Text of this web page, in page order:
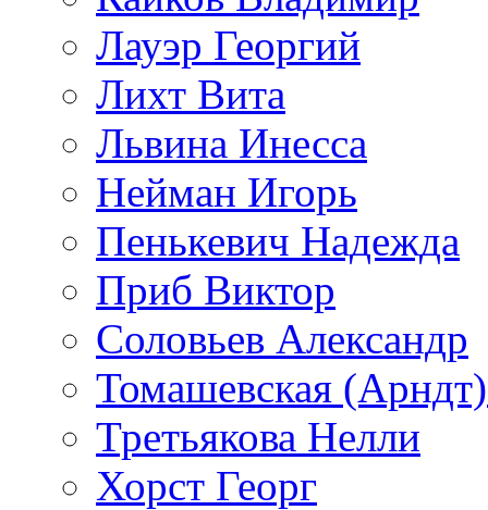
Лауэр Георгий
Лихт Вита
Львина Инесса
Нейман Игорь
Пенькевич Надежда
Приб Виктор
Соловьев Александр
Томашевская
Третьякова Нелли
Хорст Георг